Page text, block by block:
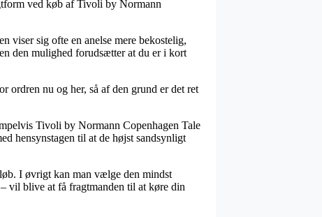
ved køb af Tivoli by Normann
viser sig ofte en anelse mere bekostelig,
den mulighed forudsætter at du er i kort
nu og her, så af den grund er det ret
Tivoli by Normann Copenhagen Tale
hensynstagen til at de højst sandsynligt
I øvrigt kan man vælge den mindst
vil blive at få fragtmanden til at køre din